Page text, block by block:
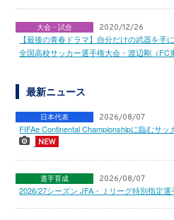
大会・試合 2020/12/26
【最後の青春ドラマ】自分だけの武器を手
全国高校サッカー選手権大会・渡辺剛（
最新ニュース
日本代表 2026/08/07
FIFAe Continental Championshipに臨むサ
選手育成 2026/08/07
2026/27シーズン JFA・Ｊリーグ特別指定